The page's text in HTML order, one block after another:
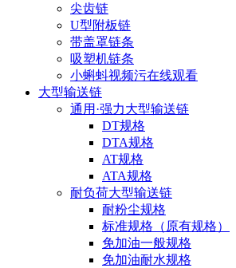
尖齿链
U型附板链
带盖罩链条
吸塑机链条
小蝌蚪视频污在线观看
大型输送链
通用·强力大型输送链
DT规格
DTA规格
AT规格
ATA规格
耐负荷大型输送链
耐粉尘规格
标准规格（原有规格）
免加油一般规格
免加油耐水规格